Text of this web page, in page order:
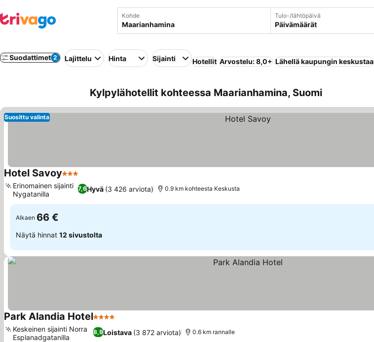
Kohde Tulo-/lähtöpäivä
Päivämäärät
Suodattimet 2 Lajittelu Hinta Sijainti Hotellit Arvostelu: 8,0+ Lähellä kaupungin keskustaa
Kylpylähotellit kohteessa Maarianhamina, Suomi
Suosittu valinta
Hotel Savoy3 Tähtiluokitus
7,6Hyvä (3 426 arviota)
Erinomainen sijainti
Nygatanilla
0.9 km kohteesta Keskusta
Alkaen 66 €
Näytä hinnat 12 sivustolta
Park Alandia Hotel4 Tähtiluokitus
8,9Loistava (3 872 arviota)
Keskeinen sijainti Norra
Esplanadgatanilla
0.6 km rannalle